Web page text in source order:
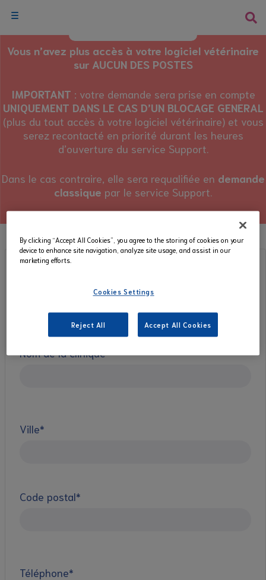
Vous n’avez plus accès à votre logiciel vétérinaire
sur AUCUN DES POSTES
IMPORTANT : votre demande sera prise en compte
UNIQUEMENT DANS LE CAS D’UN BLOCAGE GENERAL
(plus du tout accès à votre logiciel vétérinaire) et vous
serez recontacté en priorité durant les heures
d’ouverture du service Support.
Dans le cas contraire, elle sera requalifiée en demande
classique par le service Support.
Nom de la clinique*
Ville*
Code postal*
Téléphone*
By clicking “Accept All Cookies”, you agree to the storing of cookies on your
device to enhance site navigation, analyze site usage, and assist in our
marketing efforts.
Cookies Settings
Reject All Accept All Cookies